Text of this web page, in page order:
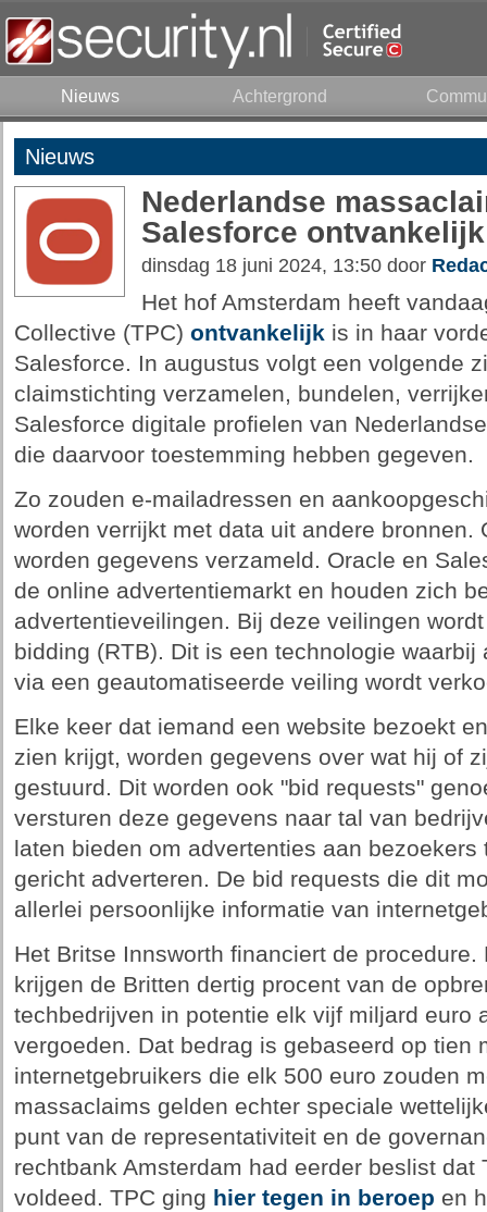
Nieuws Achtergrond
Nieuws
Nederlandse
Salesforce
dinsdag 18 juni 2024, 13:50 door
Het hof Amsterdam heeft
Collective (TPC) ontvankelijkis in haar
Salesforce. In augustus volgt een volgende
claimstichting verzamelen, bundelen,
Salesforce digitale profielen van
die daarvoor toestemming hebben gegeven.
Zo zouden e-mailadressen en
worden verrijkt met data uit andere bronnen.
worden gegevens verzameld. Oracle en
de online advertentiemarkt en houden zich
advertentieveilingen. Bij deze veilingen
bidding (RTB). Dit is een technologie
via een geautomatiseerde veiling wordt
Elke keer dat iemand een website bezoekt
zien krijgt, worden gegevens over wat hij of
gestuurd. Dit worden ook "bid requests"
versturen deze gegevens naar tal van
laten bieden om advertenties aan
gericht adverteren. De bid requests die dit
allerlei persoonlijke informatie van
Het Britse Innsworth financiert de
krijgen de Britten dertig procent van de
techbedrijven in potentie elk vijf miljard euro
vergoeden. Dat bedrag is gebaseerd op tien
internetgebruikers die elk 500 euro zouden
massaclaims gelden echter speciale
punt van de representativiteit en de
rechtbank Amsterdam had eerder beslist dat
voldeed. TPC ging hier tegen in beroep en